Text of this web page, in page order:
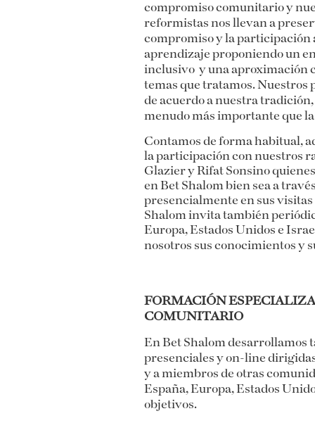
compromiso comunitario y
reformistas nos llevan a
compromiso y la participación
aprendizaje proponiendo un
inclusivo y una aproximación
temas que tratamos. Nuestros
de acuerdo a nuestra
menudo más importante que
Contamos de forma habitual,
la participación con nuestros
Glazier y Rifat Sonsino
en Bet Shalom bien sea a
presencialmente en sus
Shalom invita también
Europa, Estados Unidos e
nosotros sus conocimientos y
FORMACIÓN
COMUNITARIO
En Bet Shalom desarrollamos
presenciales y on-line
y a miembros de otras
España, Europa, Estados
objetivos.